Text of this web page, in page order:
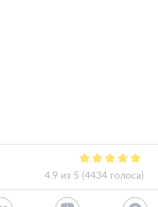
4.9 из 5 (4434 голоса)